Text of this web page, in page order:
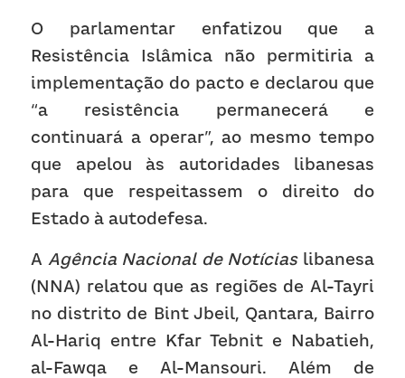
O parlamentar enfatizou que a
Resistência Islâmica não permitiria a
implementação do pacto e declarou que
“a resistência permanecerá e
continuará a operar”, ao mesmo tempo
que apelou às autoridades libanesas
para que respeitassem o direito do
Estado à autodefesa.
A Agência Nacional de Notícias libanesa
(NNA) relatou que as regiões de Al-Tayri
no distrito de Bint Jbeil, Qantara, Bairro
Al-Hariq entre Kfar Tebnit e Nabatieh,
al-Fawqa e Al-Mansouri. Além de